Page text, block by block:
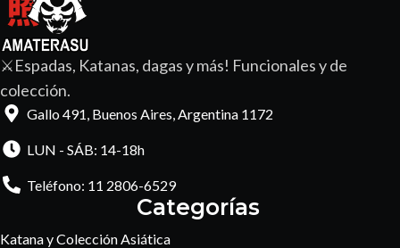
⚔️Espadas, Katanas, dagas y más! Funcionales y de
colección.
Gallo 491, Buenos Aires, Argentina 1172
LUN - SÁB: 14-18h
Teléfono: 11 2806-6529
Categorías
Katana y Colección Asiática